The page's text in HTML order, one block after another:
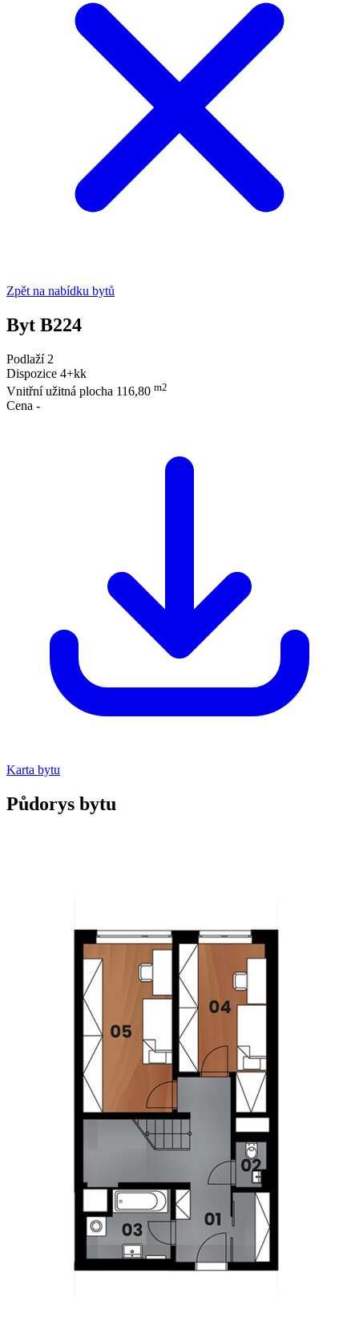
Zpět na nabídku bytů
Byt B224
Podlaží 2
Dispozice 4+kk
Vnitřní užitná plocha 116,80 m2
Cena -
Karta bytu
Půdorys bytu